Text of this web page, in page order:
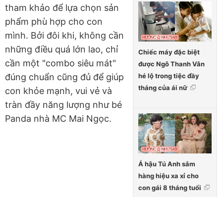
Chiếc máy đặc biệt
được Ngô Thanh Vân
hé lộ trong tiệc đầy
tháng của ái nữ
Á hậu Tú Anh sắm
hàng hiệu xa xỉ cho
con gái 8 tháng tuổi
tham khảo để lựa chọn sản
phẩm phù hợp cho con
mình. Bởi đôi khi, không cần
những điều quá lớn lao, chỉ
cần một "combo siêu mát"
đúng chuẩn cũng đủ để giúp
con khỏe mạnh, vui vẻ và
tràn đầy năng lượng như bé
Panda nhà MC Mai Ngọc.